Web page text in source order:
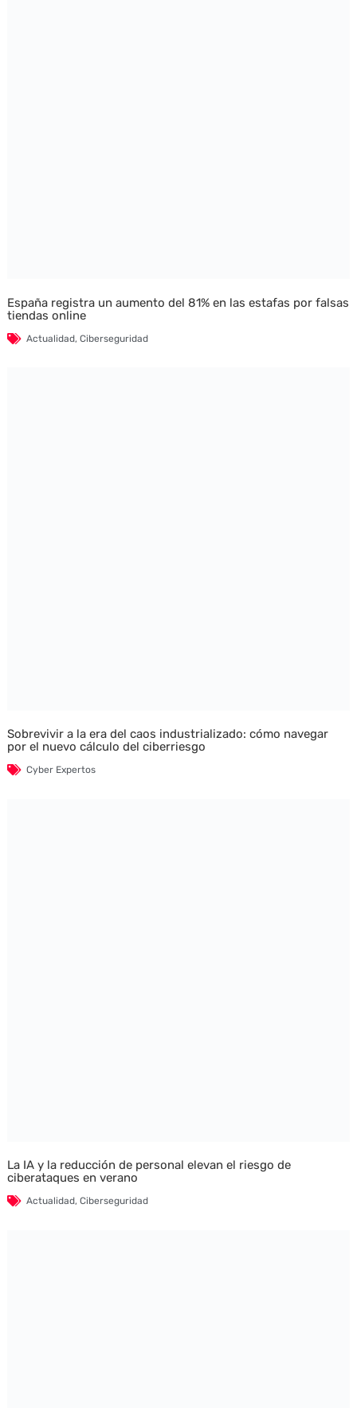
España registra un aumento del 81% en las estafas por falsas
tiendas online
Actualidad, Ciberseguridad
Sobrevivir a la era del caos industrializado: cómo navegar
por el nuevo cálculo del ciberriesgo
Cyber Expertos
La IA y la reducción de personal elevan el riesgo de
ciberataques en verano
Actualidad, Ciberseguridad